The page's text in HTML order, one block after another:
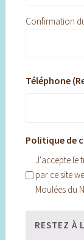
Confirmation
Téléphone
Politique de
J'accepte le
par ce site
Moulées du